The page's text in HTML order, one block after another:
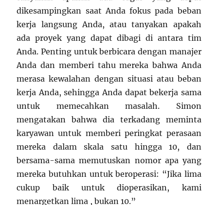
dikesampingkan saat Anda fokus pada beban
kerja langsung Anda, atau tanyakan apakah
ada proyek yang dapat dibagi di antara tim
Anda. Penting untuk berbicara dengan manajer
Anda dan memberi tahu mereka bahwa Anda
merasa kewalahan dengan situasi atau beban
kerja Anda, sehingga Anda dapat bekerja sama
untuk memecahkan masalah. Simon
mengatakan bahwa dia terkadang meminta
karyawan untuk memberi peringkat perasaan
mereka dalam skala satu hingga 10, dan
bersama-sama memutuskan nomor apa yang
mereka butuhkan untuk beroperasi: “Jika lima
cukup baik untuk dioperasikan, kami
menargetkan lima , bukan 10.”